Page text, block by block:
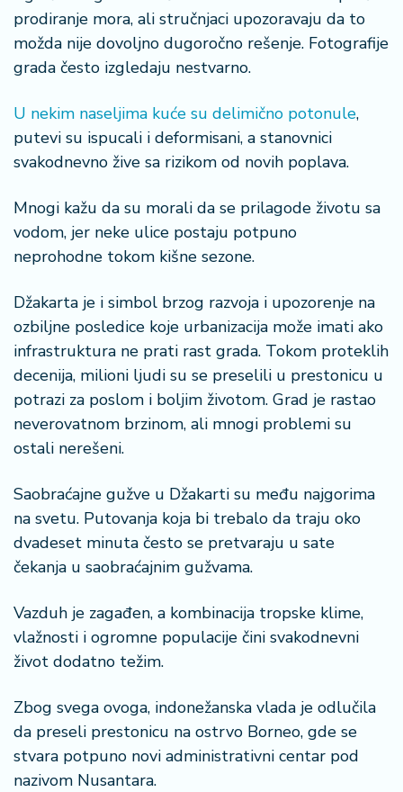
prodiranje mora, ali stručnjaci upozoravaju da to
možda nije dovoljno dugoročno rešenje. Fotografije
grada često izgledaju nestvarno.
U nekim naseljima kuće su delimično potonule,
putevi su ispucali i deformisani, a stanovnici
svakodnevno žive sa rizikom od novih poplava.
Mnogi kažu da su morali da se prilagode životu sa
vodom, jer neke ulice postaju potpuno
neprohodne tokom kišne sezone.
Džakarta je i simbol brzog razvoja i upozorenje na
ozbiljne posledice koje urbanizacija može imati ako
infrastruktura ne prati rast grada. Tokom proteklih
decenija, milioni ljudi su se preselili u prestonicu u
potrazi za poslom i boljim životom. Grad je rastao
neverovatnom brzinom, ali mnogi problemi su
ostali nerešeni.
Saobraćajne gužve u Džakarti su među najgorima
na svetu. Putovanja koja bi trebalo da traju oko
dvadeset minuta često se pretvaraju u sate
čekanja u saobraćajnim gužvama.
Vazduh je zagađen, a kombinacija tropske klime,
vlažnosti i ogromne populacije čini svakodnevni
život dodatno težim.
Zbog svega ovoga, indonežanska vlada je odlučila
da preseli prestonicu na ostrvo Borneo, gde se
stvara potpuno novi administrativni centar pod
nazivom Nusantara.